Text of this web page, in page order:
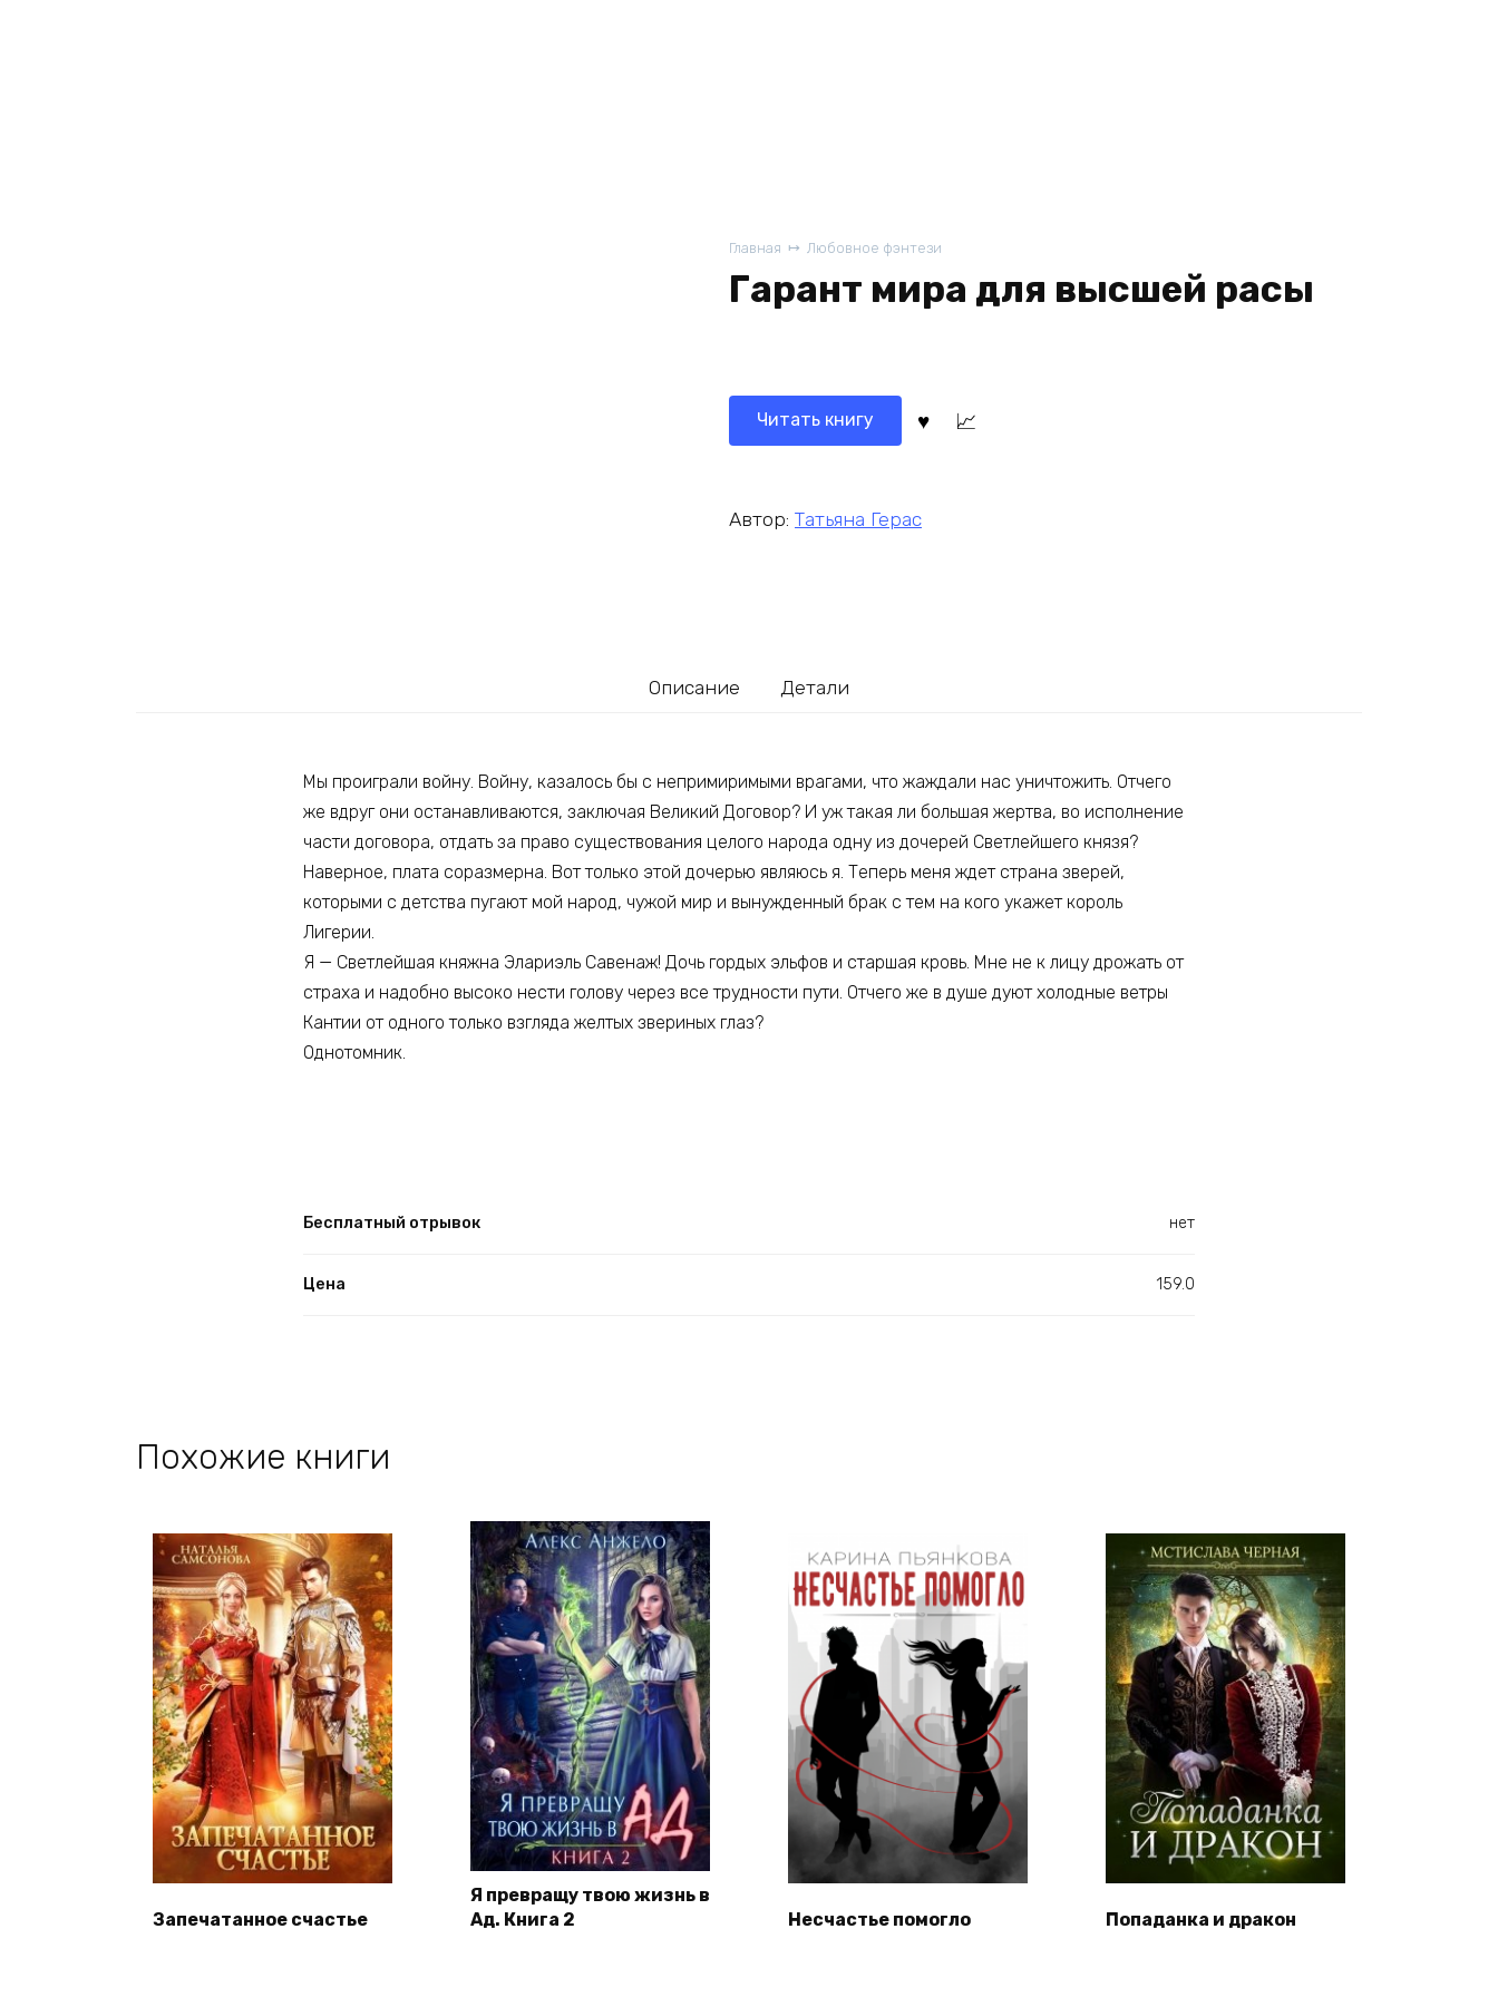
Главная Любовное фэнтези
Гарант мира для высшей расы
Читать книгу
Автор: Татьяна Герас
Описание Детали
Мы проиграли войну. Войну, казалось бы с непримиримыми врагами, что жаждали нас уничтожить. Отчего
же вдруг они останавливаются, заключая Великий Договор? И уж такая ли большая жертва, во исполнение
части договора, отдать за право существования целого народа одну из дочерей Светлейшего князя?
Наверное, плата соразмерна. Вот только этой дочерью являюсь я. Теперь меня ждет страна зверей,
которыми с детства пугают мой народ, чужой мир и вынужденный брак с тем на кого укажет король
Лигерии.
Я — Светлейшая княжна Элариэль Савенаж! Дочь гордых эльфов и старшая кровь. Мне не к лицу дрожать от
страха и надобно высоко нести голову через все трудности пути. Отчего же в душе дуют холодные ветры
Кантии от одного только взгляда желтых звериных глаз?
Однотомник.
Бесплатный отрывок нет
Цена 159.0
Похожие книги
Запечатанное счастье
Я превращу твою жизнь в
Ад. Книга 2
Несчастье помогло Попаданка и дракон